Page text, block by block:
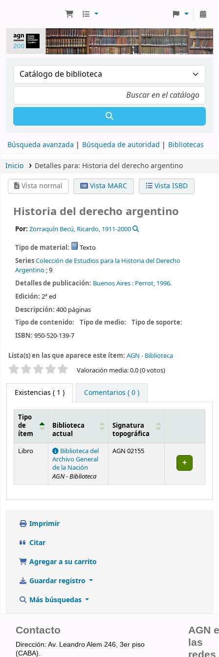
Búsqueda avanzada Búsqueda de autoridad Bibliotecas
Inicio Detalles para: Historia del derecho argentino
Vista normal
Vista MARC Vista ISBD
Historia del derecho argentino
Por: Zorraquín Becú, Ricardo, 1911-2000
Tipo de material:
Texto
SeriesColección de Estudios para la Historia del Derecho
Argentino; 9
Detalles de publicación: Buenos Aires : Perrot, 1996.
Edición: 2ª ed
Descripción: 400 páginas
Tipo de contenido:
Tipo de medio:
Tipo de soporte:
ISBN: 950-520-139-7
Lista(s) en las que aparece este ítem: AGN - Biblioteca
Valoración Valoración media: 0.0 (0 votos)
Existencias ( 1 ) Comentarios ( 0 )
Existencias
Tipo
de
ítem
Biblioteca
actual
Signatura
topográfica
Libro
Biblioteca del
Archivo General
de la Nación
AGN - Biblioteca
AGN 02155
Imprimir
Citar
Agregar a su carrito
Guardar registro
Más búsquedas
Contacto
Dirección: Av. Leandro Alem 246, 3er piso
(CABA).
AGN
las
redes